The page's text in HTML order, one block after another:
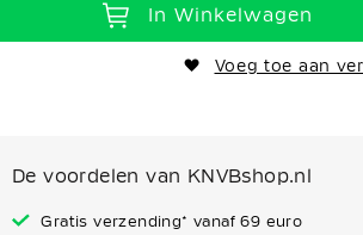
In Winkelwagen
Voeg toe aan
De voordelen van KNVBshop.nl
Gratis verzending* vanaf 69 euro